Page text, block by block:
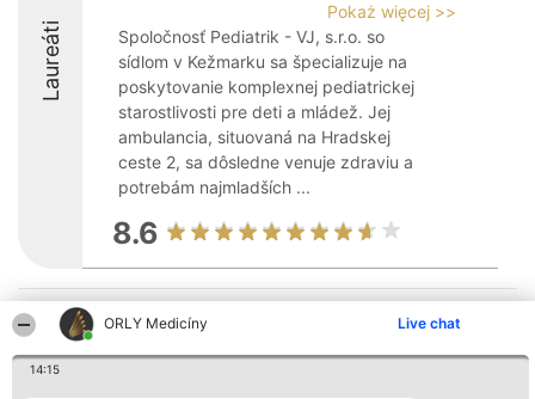
ORLY Medicíny Live chat
14:15
Laureáti
Pokaż więcej >>
Spoločnosť Pediatrik - VJ, s.r.o. so
sídlom v Kežmarku sa špecializuje na
poskytovanie komplexnej pediatrickej
starostlivosti pre deti a mládež. Jej
ambulancia, situovaná na Hradskej
ceste 2, sa dôsledne venuje zdraviu a
potrebám najmladších ...
8.6
Organizátor hodnotenia
Bright Side Solutions sp. z o.
ul. Ruska 22
Kontakt